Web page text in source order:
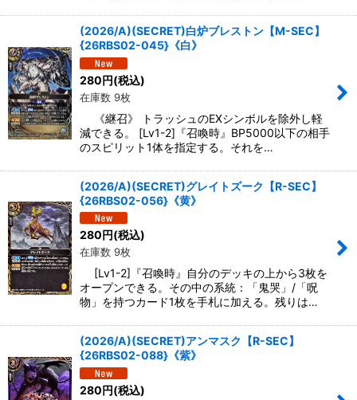
(2026/A)(SECRET)白炉ブレストン【M-SEC】
{26RBS02-045}《白》
280円(税込)
在庫数 9枚
《継召》 トラッシュのEXシンボルを除外し軽
減できる。 [Lv1-2]『召喚時』BP5000以下の相手
のスピリット1体を指定する。それを…
(2026/A)(SECRET)グレイトズーク【R-SEC】
{26RBS02-056}《黄》
280円(税込)
在庫数 9枚
[Lv1-2]『召喚時』自分のデッキの上から3枚を
オープンできる。その中の系統：「鬼哭」/「呪
物」を持つカード1枚を手札に加える。残りは…
(2026/A)(SECRET)アンマスク【R-SEC】
{26RBS02-088}《紫》
280円(税込)